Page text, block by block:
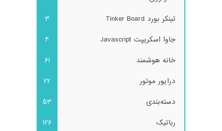
تینکر بورد Tinker Board
3
جاوا اسکریپت Javascript
4
خانه هوشمند
61
درایور موتور
22
دسته‌بندی
53
رباتیک
126